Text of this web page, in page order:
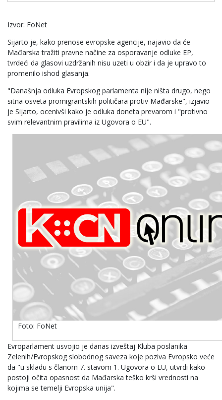
Izvor: FoNet
Sijarto je, kako prenose evropske agencije, najavio da će
Mađarska tražiti pravne načine za osporavanje odluke EP,
tvrdeći da glasovi uzdržanih nisu uzeti u obzir i da je upravo to
promenilo ishod glasanja.
"Današnja odluka Evropskog parlamenta nije ništa drugo, nego
sitna osveta promigrantskih političara protiv Mađarske", izjavio
je Sijarto, ocenivši kako je odluka doneta prevarom i "protivno
svim relevantnim pravilima iz Ugovora o EU".
Foto: FoNet
Evroparlament usvojio je danas izveštaj Kluba poslanika
Zelenih/Evropskog slobodnog saveza koje poziva Evropsko veće
da "u skladu s članom 7. stavom 1. Ugovora o EU, utvrdi kako
postoji očita opasnost da Mađarska teško krši vrednosti na
kojima se temelji Evropska unija".